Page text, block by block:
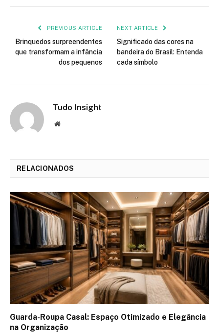
PREVIOUS ARTICLE
Brinquedos surpreendentes
que transformam a infância
dos pequenos
NEXT ARTICLE
Significado das cores na
bandeira do Brasil: Entenda
cada símbolo
Tudo Insight
Website
RELACIONADOS
Guarda-Roupa Casal: Espaço Otimizado e Elegância
na Organização